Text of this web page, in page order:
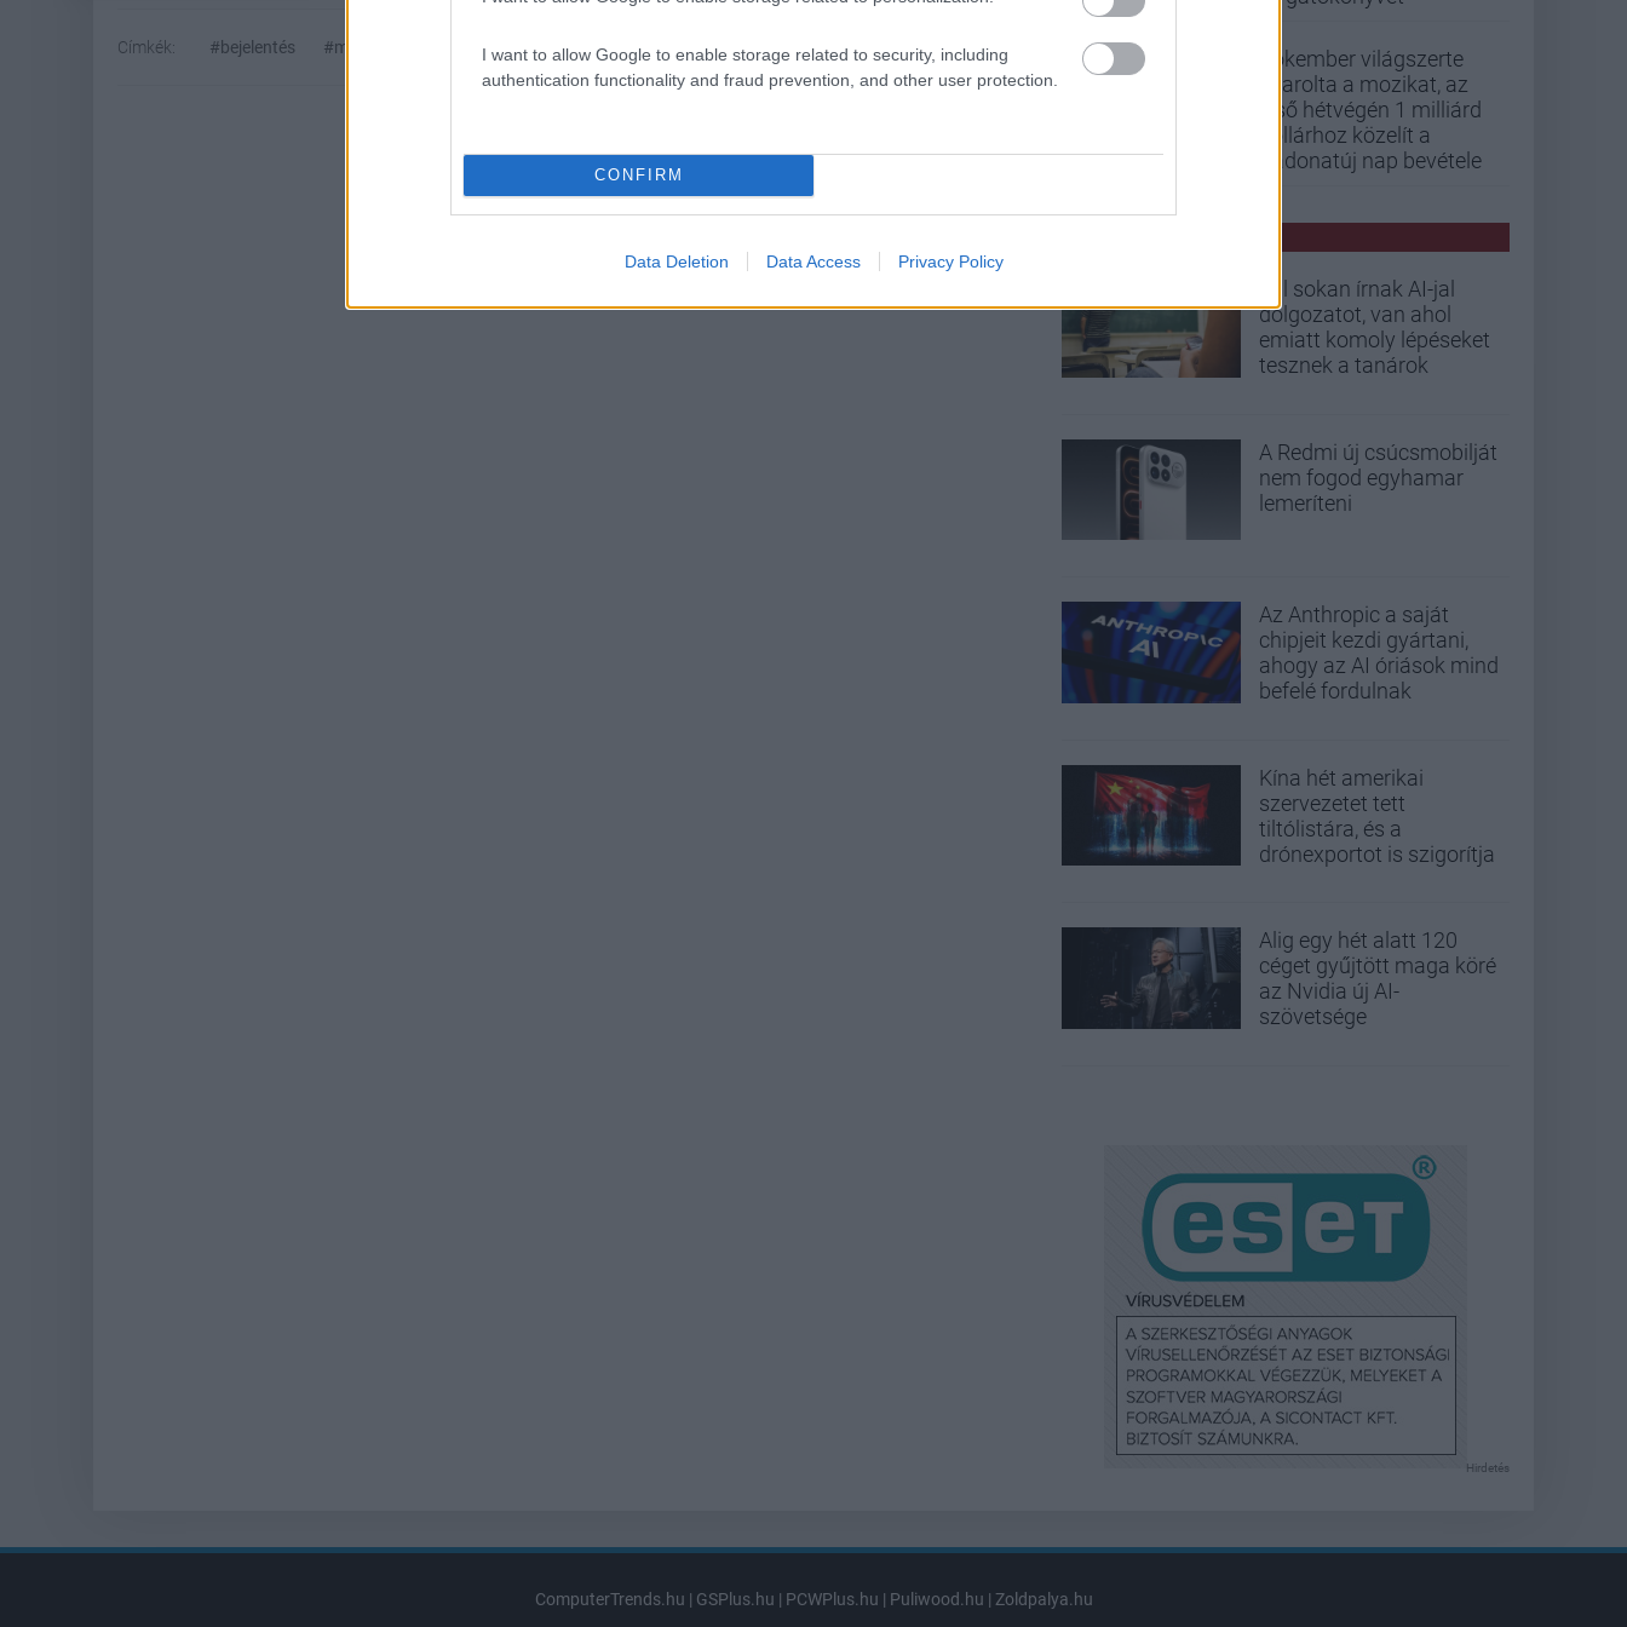
I want to allow Google to enable storage related to security, including
authentication functionality and fraud prevention, and other user protection.
CONFIRM
Data Deletion Data Access Privacy Policy
Címkék: #bejelentés #megjelenés
Pókember világszerte
letarolta a mozikat, az
első hétvégén 1 milliárd
dollárhoz közelít a
Vadonatúj nap bevétele
Túl sokan írnak AI-jal
dolgozatot, van ahol
emiatt komoly lépéseket
tesznek a tanárok
A Redmi új csúcsmobilját
nem fogod egyhamar
lemeríteni
Az Anthropic a saját
chipjeit kezdi gyártani,
ahogy az AI óriások mind
befelé fordulnak
Kína hét amerikai
szervezetet tett
tiltólistára, és a
drónexportot is szigorítja
Alig egy hét alatt 120
céget gyűjtött maga köré
az Nvidia új AI-
szövetsége
Hirdetés
ComputerTrends.hu | GSPlus.hu | PCWPlus.hu | Puliwood.hu | Zoldpalya.hu